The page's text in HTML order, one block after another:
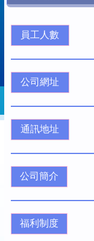
員工人數
公司網址
通訊地址
公司簡介
福利制度